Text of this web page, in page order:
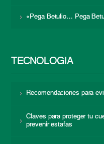
«Pega Betulio… Pega
TECNOLOGÍA
Recomendaciones para
Claves para proteger tu
prevenir estafas